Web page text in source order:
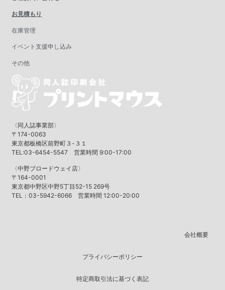
お見積もり
在庫管理
イベント支援申し込み
その他
〈同人誌事業部〉
〒174-0063
東京都板橋区前野町３-３１
TEL:03-6454-5547 営業時間 9:00-17:00
〈中野ブロードウェイ店〉
〒164-0001
東京都中野区中野5丁目52-15 269号
TEL：03-5942-6066 営業時間 12:00-20:00
会社概要
プライバシーポリシー
特定商取引法に基づく表記